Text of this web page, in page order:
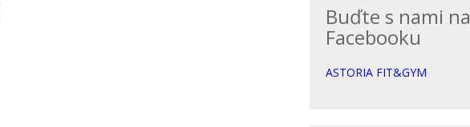
Buďte s nami na
Facebooku
ASTORIA FIT&GYM